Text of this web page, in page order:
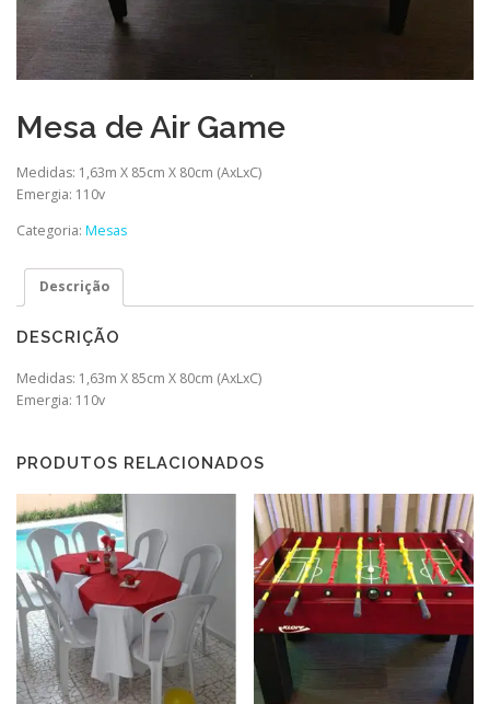
Mesa de Air Game
Medidas: 1,63m X 85cm X 80cm (AxLxC)
Emergia: 110v
Categoria: Mesas
Descrição
DESCRIÇÃO
Medidas: 1,63m X 85cm X 80cm (AxLxC)
Emergia: 110v
PRODUTOS RELACIONADOS